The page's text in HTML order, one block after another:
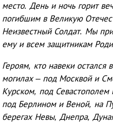
место. День и ночь горит
погибшим в Великую
Неизвестный Солдат. Мы
ему и всем защитникам
Героям, кто навеки остался
могилах – под Москвой и
Курском, под
под Берлином и Веной, на
берегах Невы, Днепра,